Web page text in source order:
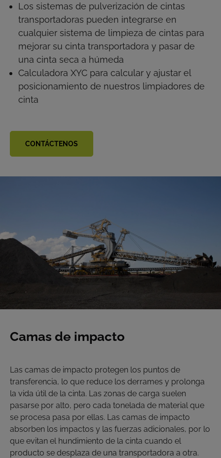
Los sistemas de pulverización de cintas
transportadoras pueden integrarse en
cualquier sistema de limpieza de cintas para
mejorar su cinta transportadora y pasar de
una cinta seca a húmeda
Calculadora XYC para calcular y ajustar el
posicionamiento de nuestros limpiadores de
cinta
CONTÁCTENOS
Camas de impacto
Las camas de impacto protegen los puntos de
transferencia, lo que reduce los derrames y prolonga
la vida útil de la cinta. Las zonas de carga suelen
pasarse por alto, pero cada tonelada de material que
se procesa pasa por ellas. Las camas de impacto
absorben los impactos y las fuerzas adicionales, por lo
que evitan el hundimiento de la cinta cuando el
producto se desplaza de una transportadora a otra.